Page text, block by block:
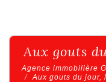
Aux gouts
Agence immobilière
Aux gouts du jour,